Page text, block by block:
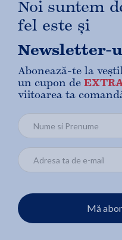
Noi suntem
fel este și
Newsletter-
Abonează-te la
un cupon de
viitoarea ta
Mă